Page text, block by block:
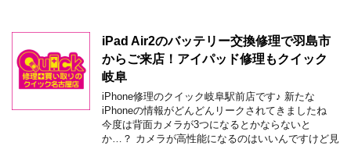
iPad Air2のバッテリー交換修理で羽島市
からご来店！アイパッド修理もクイック
岐阜
iPhone修理のクイック岐阜駅前店です♪ 新たな
iPhoneの情報がどんどんリークされてきましたね
今度は背面カメラが3つになるとかならないと
か…？ カメラが高性能になるのはいいんですけど見